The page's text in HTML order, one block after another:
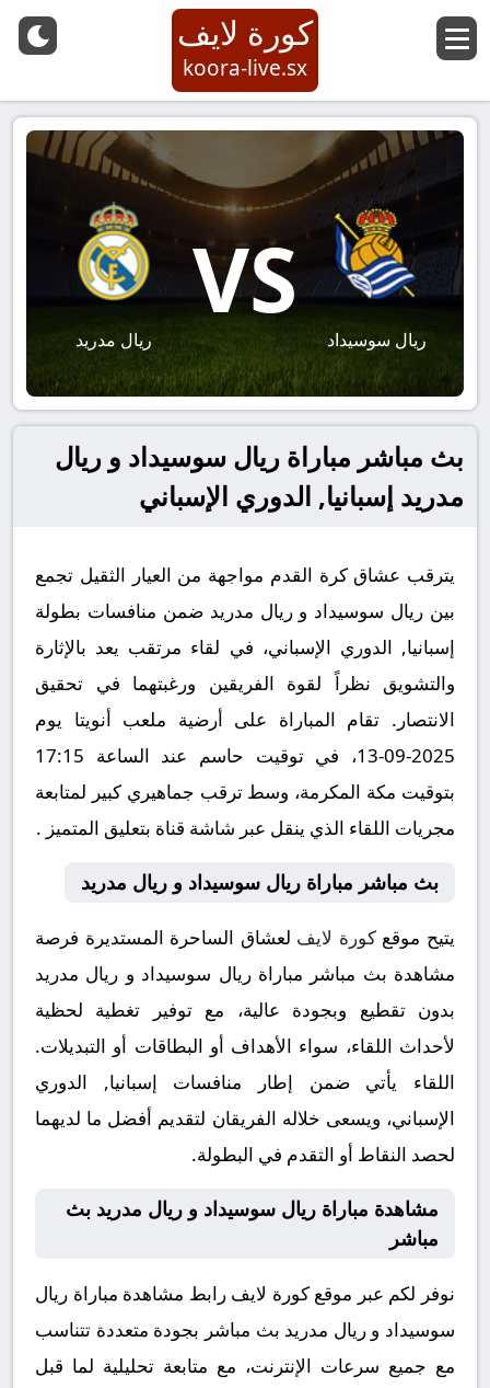
كورة لايف
koora-live.sx
ريال سوسيداد
VS
ريال مدريد
بث مباشر مباراة ريال سوسيداد و ريال
مدريد إسبانيا, الدوري الإسباني
يترقب عشاق كرة القدم مواجهة من العيار الثقيل تجمع
بين ريال سوسيداد و ريال مدريد ضمن منافسات بطولة
إسبانيا, الدوري الإسباني، في لقاء مرتقب يعد بالإثارة
والتشويق نظراً لقوة الفريقين ورغبتهما في تحقيق
الانتصار. تقام المباراة على أرضية ملعب أنويتا يوم
2025-09-13، في توقيت حاسم عند الساعة 17:15
بتوقيت مكة المكرمة، وسط ترقب جماهيري كبير لمتابعة
مجريات اللقاء الذي ينقل عبر شاشة قناة بتعليق المتميز .
بث مباشر مباراة ريال سوسيداد و ريال مدريد
يتيح موقعكورة لايف لعشاق الساحرة المستديرة فرصة
مشاهدة بث مباشر مباراة ريال سوسيداد و ريال مدريد
بدون تقطيع وبجودة عالية، مع توفير تغطية لحظية
لأحداث اللقاء، سواء الأهداف أو البطاقات أو التبديلات.
اللقاء يأتي ضمن إطار منافسات إسبانيا, الدوري
الإسباني، ويسعى خلاله الفريقان لتقديم أفضل ما لديهما
لحصد النقاط أو التقدم في البطولة.
مشاهدة مباراة ريال سوسيداد و ريال مدريد بث
مباشر
نوفر لكم عبر موقع كورة لايف رابط مشاهدة مباراة ريال
سوسيداد و ريال مدريد بث مباشر بجودة متعددة تتناسب
مع جميع سرعات الإنترنت، مع متابعة تحليلية لما قبل